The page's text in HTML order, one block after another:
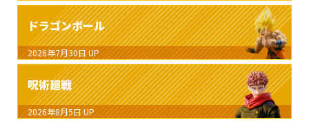
ドラゴンボール
2026年7月30日 UP
呪術廻戦
2026年8月5日 UP